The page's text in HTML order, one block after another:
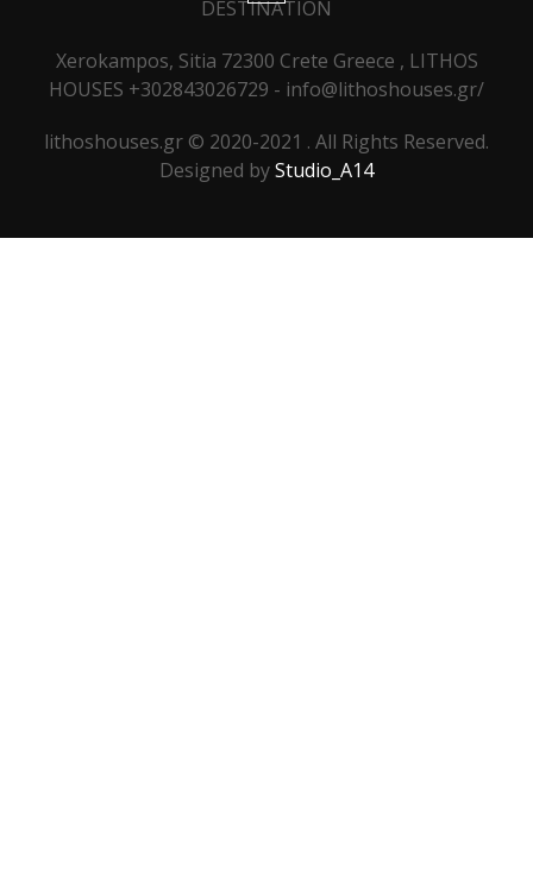
DESTINATION
Xerokampos, Sitia 72300 Crete Greece , LITHOS
HOUSES +302843026729 - info@lithoshouses.gr/
lithoshouses.gr © 2020-2021 . All Rights Reserved.
Designed byStudio_A14